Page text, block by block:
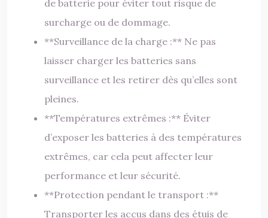
de batterie pour éviter tout risque de
surcharge ou de dommage.
**Surveillance de la charge :** Ne pas
laisser charger les batteries sans
surveillance et les retirer dès qu’elles sont
pleines.
**Températures extrêmes :** Éviter
d’exposer les batteries à des températures
extrêmes, car cela peut affecter leur
performance et leur sécurité.
**Protection pendant le transport :**
Transporter les accus dans des étuis de